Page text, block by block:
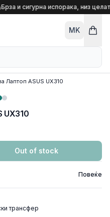
Брза и сигурна испорака, низ
MK
Лаптоп ASUS UX310
UX310
Out of stock
Повеќе
трансфер